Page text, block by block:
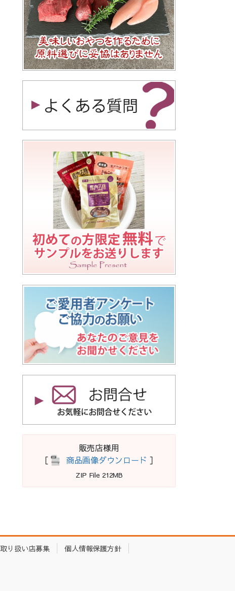
販売店様用
［
商品画像ダウンロード ］
ZIP File 212MB
り扱い店募集 個人情報保護方針